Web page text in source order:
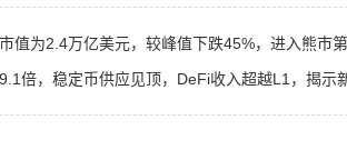
值为2.4万亿美元，较峰值下跌45%，进入熊市
倍，稳定币供应见顶，DeFi收入超越L1，揭示